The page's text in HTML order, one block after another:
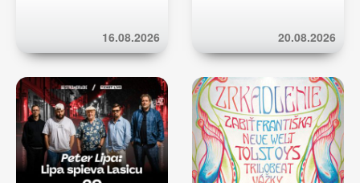
16.08.2026 20.08.2026